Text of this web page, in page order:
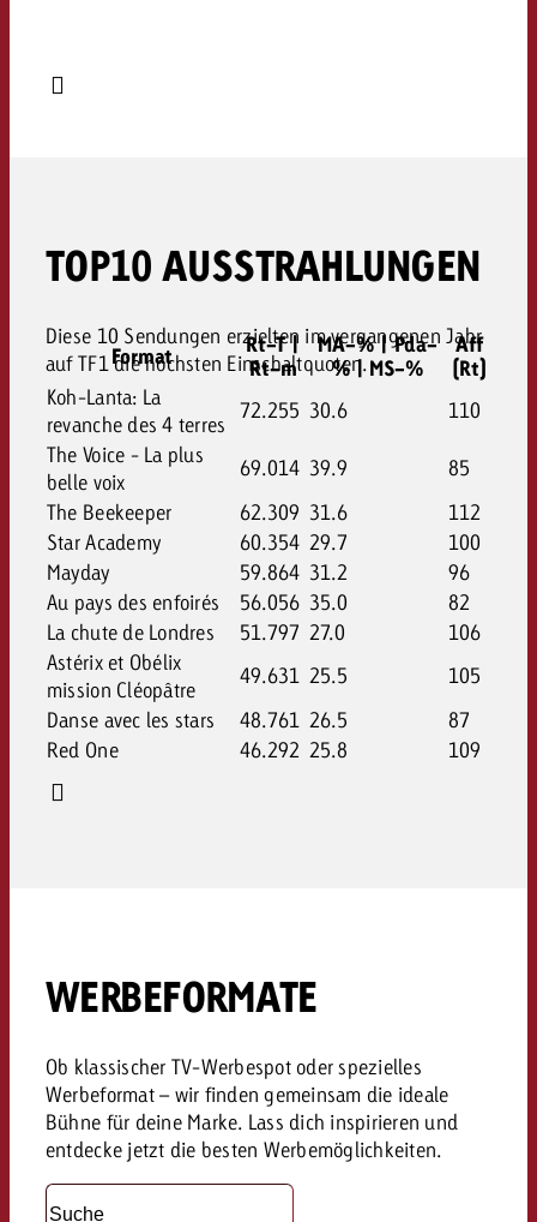
TOP10 AUSSTRAHLUNGEN
Diese 10 Sendungen erzielten im vergangenen Jahr
auf TF1 die höchsten Einschaltquoten.
Format
Rt-T |
Rt-m
MA-% | Pda-
% | MS-%
Aff
(Rt)
Koh-Lanta: La
revanche des 4 terres
72.255 30.6
110
The Voice - La plus
belle voix
69.014 39.9
85
The Beekeeper
62.309 31.6
112
Star Academy
60.354 29.7
100
Mayday
59.864 31.2
96
Au pays des enfoirés
56.056 35.0
82
La chute de Londres
51.797 27.0
106
Astérix et Obélix
mission Cléopâtre
49.631 25.5
105
Danse avec les stars
48.761 26.5
87
Red One
46.292 25.8 109
WERBEFORMATE
Ob klassischer TV-Werbespot oder spezielles
Werbeformat – wir finden gemeinsam die ideale
Bühne für deine Marke. Lass dich inspirieren und
entdecke jetzt die besten Werbemöglichkeiten.